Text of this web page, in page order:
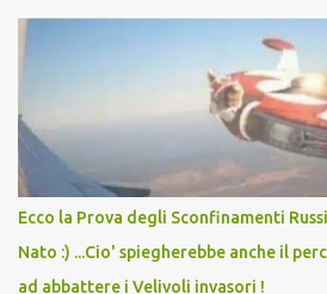
Vaccino come: l' Amaro del Capo, era
andava bene anche, a Temperatura
l'articolo per NON Dimenticare!
Ecco la Prova degli Sconfinamenti
Nato :) ...Cio' spiegherebbe anche il
ad abbattere i Velivoli invasori !